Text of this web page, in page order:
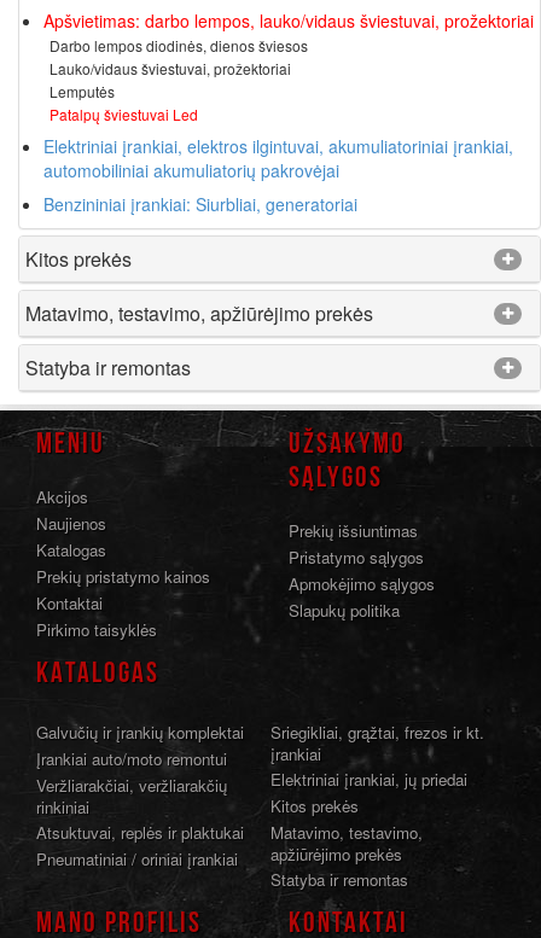
Apšvietimas: darbo lempos, lauko/vidaus šviestuvai, prožektoriai
Darbo lempos diodinės, dienos šviesos
Lauko/vidaus šviestuvai, prožektoriai
Lemputės
Patalpų šviestuvai Led
Elektriniai įrankiai, elektros ilgintuvai, akumuliatoriniai įrankiai,
automobiliniai akumuliatorių pakrovėjai
Benzininiai įrankiai: Siurbliai, generatoriai
Kitos prekės
Matavimo, testavimo, apžiūrėjimo prekės
Statyba ir remontas
MENIU
Akcijos
Naujienos
Katalogas
Prekių pristatymo kainos
Kontaktai
Pirkimo taisyklės
UŽSAKYMO
SĄLYGOS
Prekių išsiuntimas
Pristatymo sąlygos
Apmokėjimo sąlygos
Slapukų politika
KATALOGAS
Galvučių ir įrankių komplektai
Įrankiai auto/moto remontui
Veržliarakčiai, veržliarakčių
rinkiniai
Atsuktuvai, replės ir plaktukai
Pneumatiniai / oriniai įrankiai
Sriegikliai, grąžtai, frezos ir kt.
įrankiai
Elektriniai įrankiai, jų priedai
Kitos prekės
Matavimo, testavimo,
apžiūrėjimo prekės
Statyba ir remontas
MANO PROFILIS KONTAKTAI